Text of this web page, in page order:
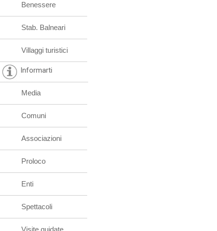
Benessere
Stab. Balneari
Villaggi turistici
Informarti
Media
Comuni
Associazioni
Proloco
Enti
Spettacoli
Visite guidate